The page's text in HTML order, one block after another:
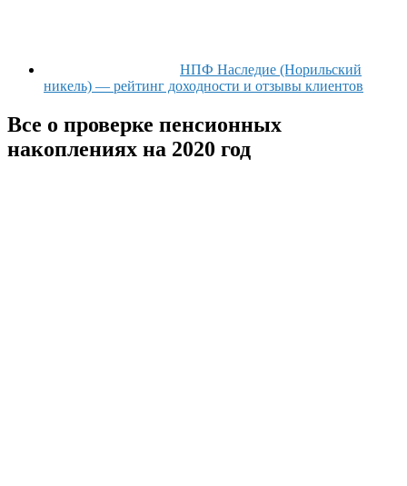
НПФ Наследие (Норильский
никель) — рейтинг доходности и отзывы клиентов
Все о проверке пенсионных
накоплениях на 2020 год